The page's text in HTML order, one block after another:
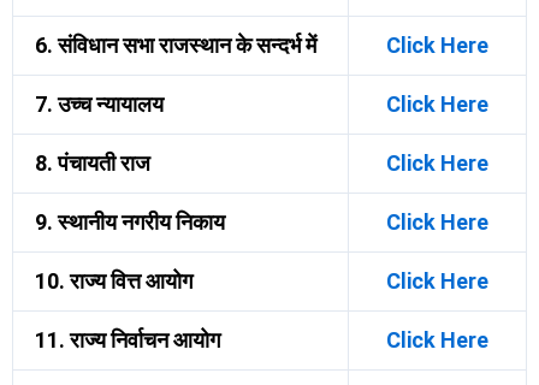
6. संविधान सभा राजस्थान के सन्दर्भ में Click Here
7. उच्च न्यायालय Click Here
8. पंचायती राज Click Here
9. स्थानीय नगरीय निकाय Click Here
10. राज्य वित्त आयोग Click Here
11. राज्य निर्वाचन आयोग Click Here